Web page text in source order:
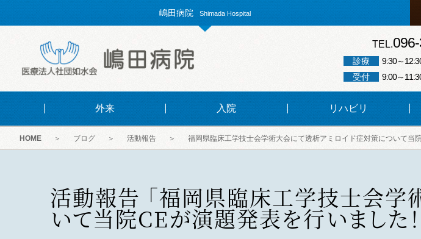
TEL.
診療
9:30～
受付
9:00～
嶋田病院 Shimada Hospital
外来 入院 リハビリ
HOME ＞ ブログ ＞ 活動報告 ＞ 福岡県臨床工学技士会学術大会にて透析アミロイド症対策について当
活動報告 「福岡県臨床工学技士会学
いて当院CEが演題発表を行いました！